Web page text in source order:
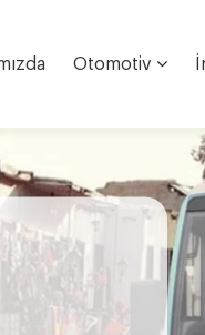
Otomotiv